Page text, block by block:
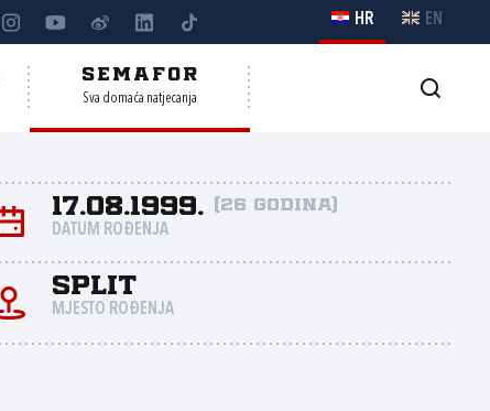
HR EN
SEMAFOR
Sva domaća natjecanja
17.08.1999. (26 godina)
DATUM ROĐENJA
Split
MJESTO ROĐENJA